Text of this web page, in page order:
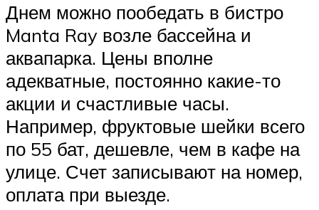
Днем можно пообедать в бистро
Manta Ray возле бассейна и
аквапарка. Цены вполне
адекватные, постоянно какие-то
акции и счастливые часы.
Например, фруктовые шейки всего
по 55 бат, дешевле, чем в кафе на
улице. Счет записывают на номер,
оплата при выезде.